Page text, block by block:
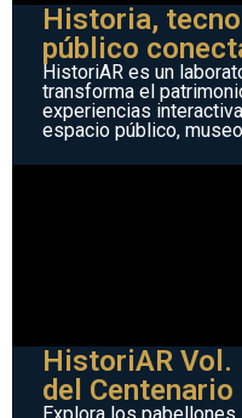
Historia,
público
HistoriAR es un
transforma el
experiencias
espacio público,
HistoriAR Vol.
del Centenario
Explora los